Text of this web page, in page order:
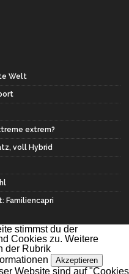
Welt
extrem?
voll Hybrid
Familiencapri
stimmst du der
Cookies zu. Weitere
der Rubrik
Akzeptieren
Website sind auf "Cookies